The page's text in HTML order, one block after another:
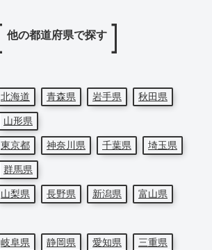
他の都道府県で探す
北海道 青森県 岩手県
秋田県
山形県
東京都 神奈川県 千葉県
埼玉県
群馬県
山梨県 長野県 新潟県
富山県
岐阜県 静岡県 愛知県
三重県